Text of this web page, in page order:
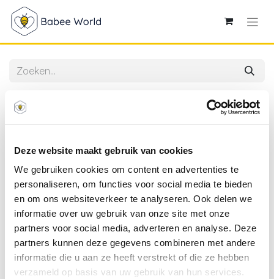
Deze website maakt gebruik van cookies
We gebruiken cookies om content en advertenties te
personaliseren, om functies voor social media te bieden
en om ons websiteverkeer te analyseren. Ook delen we
informatie over uw gebruik van onze site met onze
partners voor social media, adverteren en analyse. Deze
partners kunnen deze gegevens combineren met andere
informatie die u aan ze heeft verstrekt of die ze hebben
verzameld op basis van uw gebruik van hun services.
Happy Horse | Knuffeldoek Richie Mini Rabbit Green